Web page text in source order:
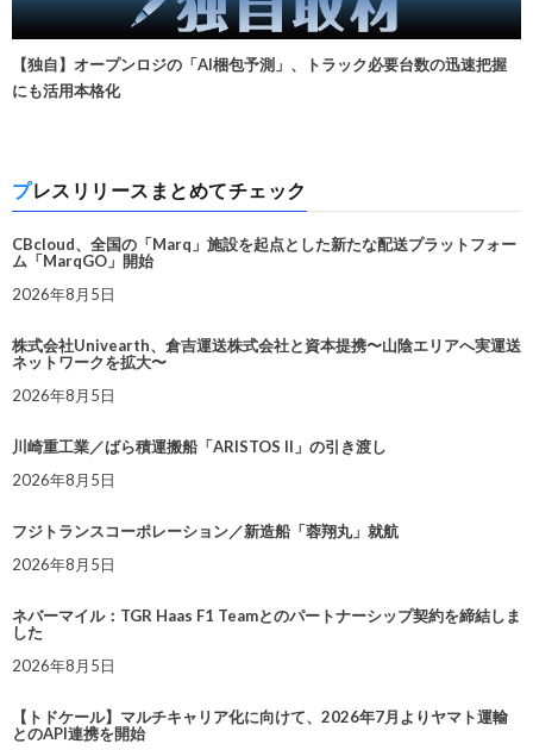
【独自】オープンロジの「AI梱包予測」、トラック必要台数の迅速把握
にも活用本格化
プレスリリースまとめてチェック
CBcloud、全国の「Marq」施設を起点とした新たな配送プラットフォー
ム「MarqGO」開始
2026年8月5日
株式会社Univearth、倉吉運送株式会社と資本提携〜山陰エリアへ実運送
ネットワークを拡大〜
2026年8月5日
川崎重工業／ばら積運搬船「ARISTOS II」の引き渡し
2026年8月5日
フジトランスコーポレーション／新造船「蓉翔丸」就航
2026年8月5日
ネバーマイル：TGR Haas F1 Teamとのパートナーシップ契約を締結しま
した
2026年8月5日
【トドケール】マルチキャリア化に向けて、2026年7月よりヤマト運輸
とのAPI連携を開始